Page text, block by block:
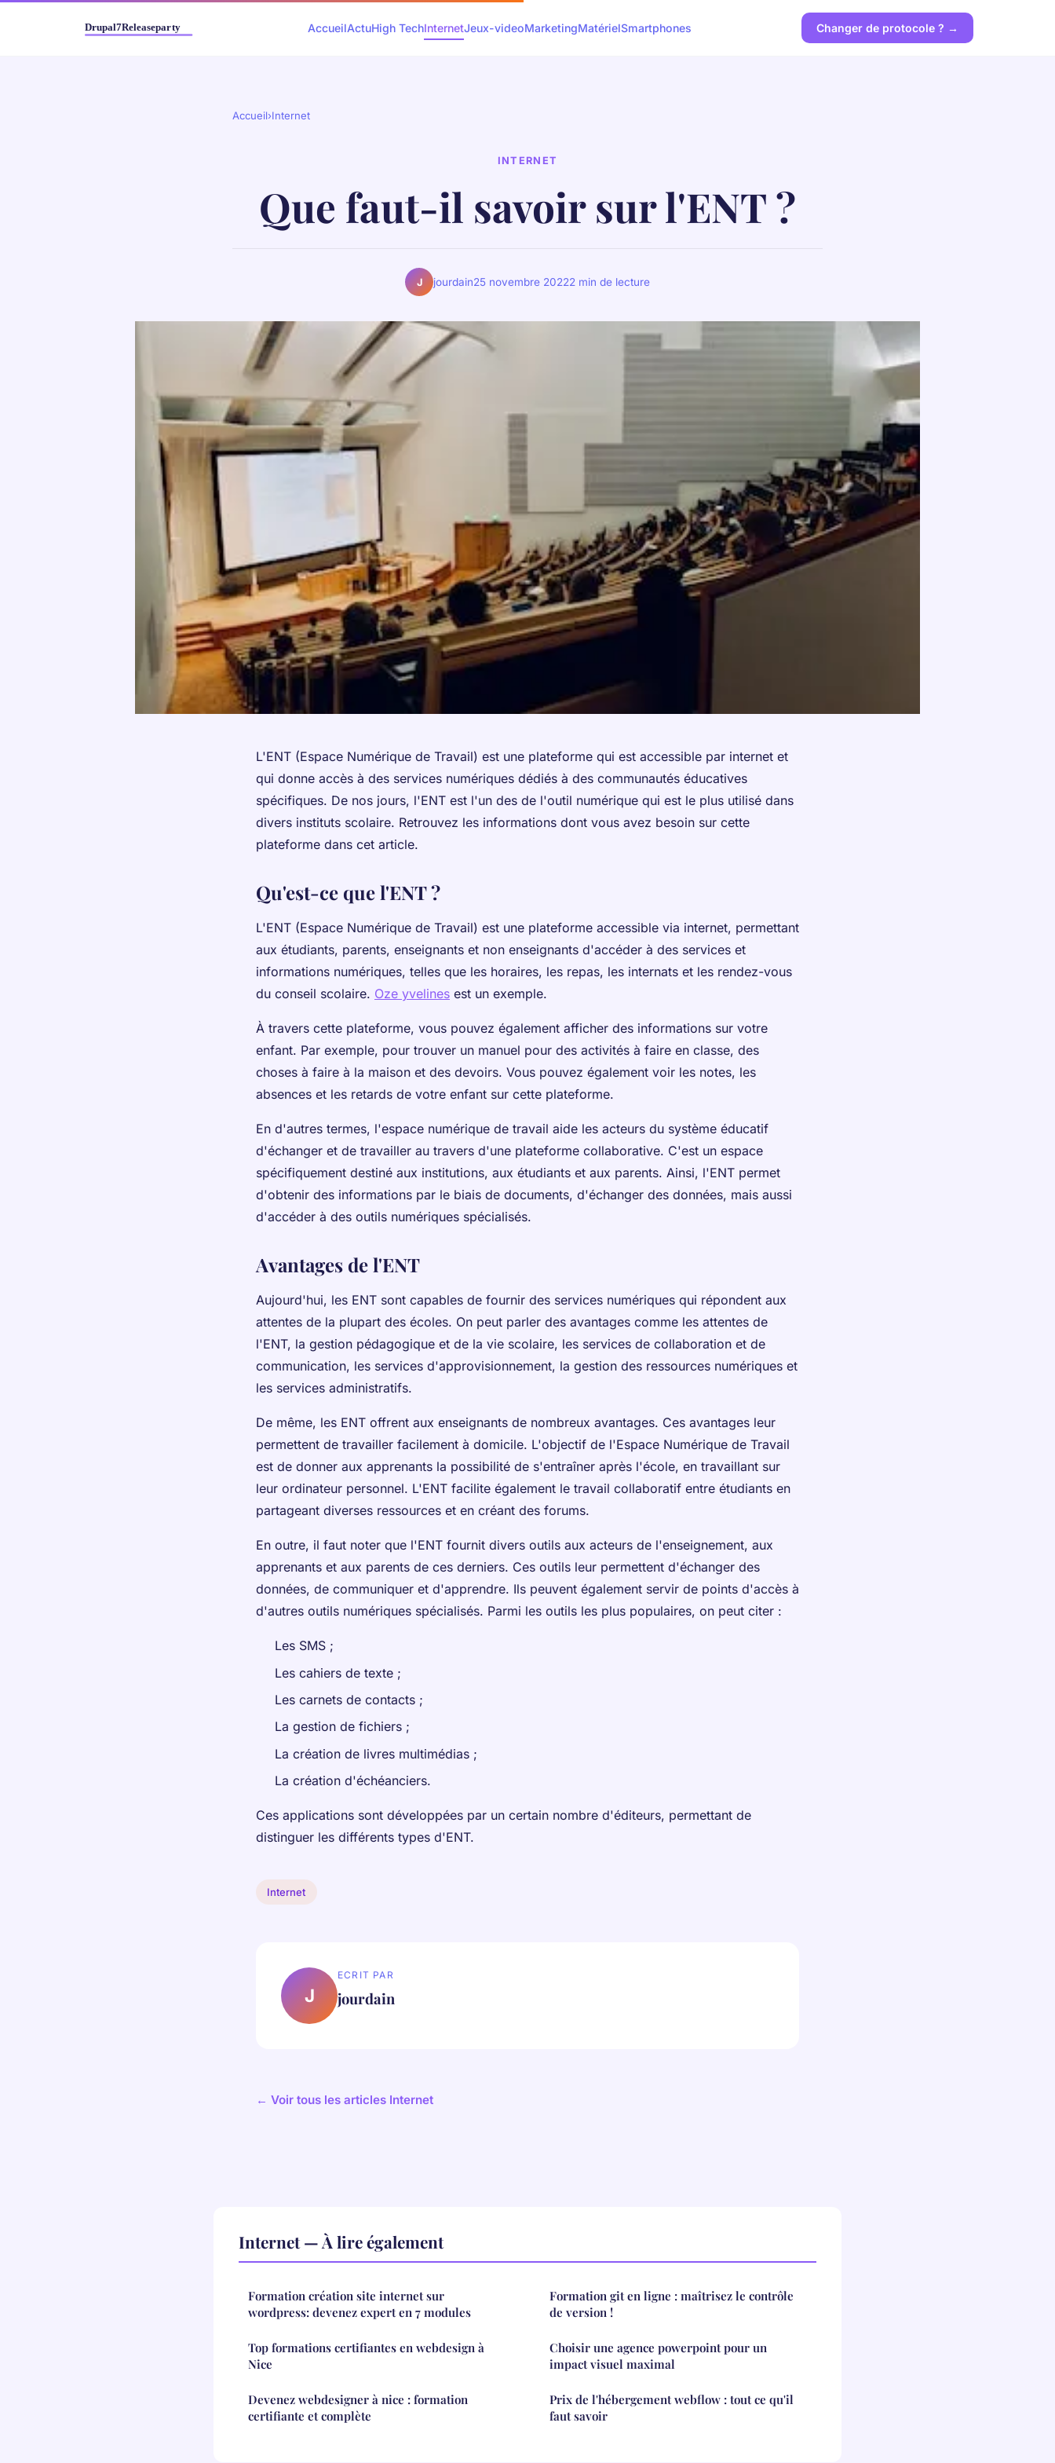
AccueilActuHigh TechInternetJeux-videoMarketingMatérielSmartphones Changer de protocole ? →
Accueil›Internet
INTERNET
Que faut-il savoir sur l'ENT ?
J jourdain25 novembre 20222 min de lecture
L'ENT (Espace Numérique de Travail) est une plateforme qui est accessible par internet et
qui donne accès à des services numériques dédiés à des communautés éducatives
spécifiques. De nos jours, l'ENT est l'un des de l'outil numérique qui est le plus utilisé dans
divers instituts scolaire. Retrouvez les informations dont vous avez besoin sur cette
plateforme dans cet article.
Qu'est-ce que l'ENT ?
L'ENT (Espace Numérique de Travail) est une plateforme accessible via internet, permettant
aux étudiants, parents, enseignants et non enseignants d'accéder à des services et
informations numériques, telles que les horaires, les repas, les internats et les rendez-vous
du conseil scolaire. Oze yvelines est un exemple.
À travers cette plateforme, vous pouvez également afficher des informations sur votre
enfant. Par exemple, pour trouver un manuel pour des activités à faire en classe, des
choses à faire à la maison et des devoirs. Vous pouvez également voir les notes, les
absences et les retards de votre enfant sur cette plateforme.
En d'autres termes, l'espace numérique de travail aide les acteurs du système éducatif
d'échanger et de travailler au travers d'une plateforme collaborative. C'est un espace
spécifiquement destiné aux institutions, aux étudiants et aux parents. Ainsi, l'ENT permet
d'obtenir des informations par le biais de documents, d'échanger des données, mais aussi
d'accéder à des outils numériques spécialisés.
Avantages de l'ENT
Aujourd'hui, les ENT sont capables de fournir des services numériques qui répondent aux
attentes de la plupart des écoles. On peut parler des avantages comme les attentes de
l'ENT, la gestion pédagogique et de la vie scolaire, les services de collaboration et de
communication, les services d'approvisionnement, la gestion des ressources numériques et
les services administratifs.
De même, les ENT offrent aux enseignants de nombreux avantages. Ces avantages leur
permettent de travailler facilement à domicile. L'objectif de l'Espace Numérique de Travail
est de donner aux apprenants la possibilité de s'entraîner après l'école, en travaillant sur
leur ordinateur personnel. L'ENT facilite également le travail collaboratif entre étudiants en
partageant diverses ressources et en créant des forums.
En outre, il faut noter que l'ENT fournit divers outils aux acteurs de l'enseignement, aux
apprenants et aux parents de ces derniers. Ces outils leur permettent d'échanger des
données, de communiquer et d'apprendre. Ils peuvent également servir de points d'accès à
d'autres outils numériques spécialisés. Parmi les outils les plus populaires, on peut citer :
Les SMS ;
Les cahiers de texte ;
Les carnets de contacts ;
La gestion de fichiers ;
La création de livres multimédias ;
La création d'échéanciers.
Ces applications sont développées par un certain nombre d'éditeurs, permettant de
distinguer les différents types d'ENT.
Internet
J
ECRIT PAR
jourdain
← Voir tous les articles Internet
Internet — À lire également
Formation création site internet sur
wordpress: devenez expert en 7 modules
Top formations certifiantes en webdesign à
Nice
Devenez webdesigner à nice : formation
certifiante et complète
Formation git en ligne : maîtrisez le contrôle
de version !
Choisir une agence powerpoint pour un
impact visuel maximal
Prix de l'hébergement webflow : tout ce qu'il
faut savoir